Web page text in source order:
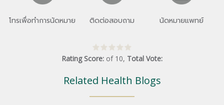
โทรเพื่อทำการนัดหมาย ติดต่อสอบถาม นัดหมายแพทย์
Rating Score: of 10, Total Vote:
Related Health Blogs